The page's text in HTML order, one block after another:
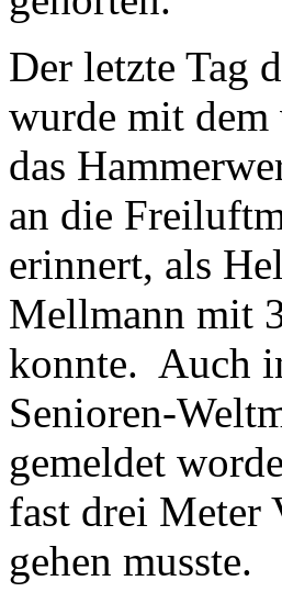
Der letzte Tag
wurde mit dem
das
an die
erinnert, als
Mellmann mit
konnte. Auch
Senioren-
gemeldet
fast drei Meter
gehen musste.